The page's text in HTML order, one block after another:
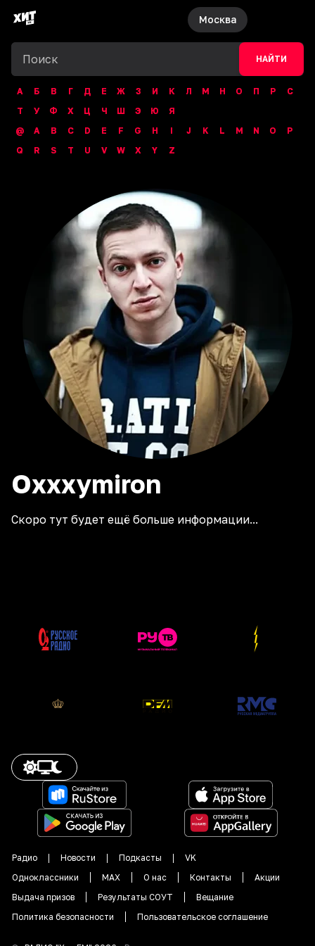
Москва
НАЙТИ
А Б В Г Д Е Ж З И К Л М Н О П Р
С
Т
У Ф Х Ц Ч Ш Э Ю
Я
@
A B C D E F G H I J K L M N O
P
Q
R S T U V W X Y Z
Oxxxymiron
Скоро тут будет ещё больше информации...
Радио Новости Подкасты
VK
Одноклассники
MAX О нас Контакты
Акции
Выдача призов
Результаты СОУТ
Вещание
Политика безопасности
Пользовательское соглашение